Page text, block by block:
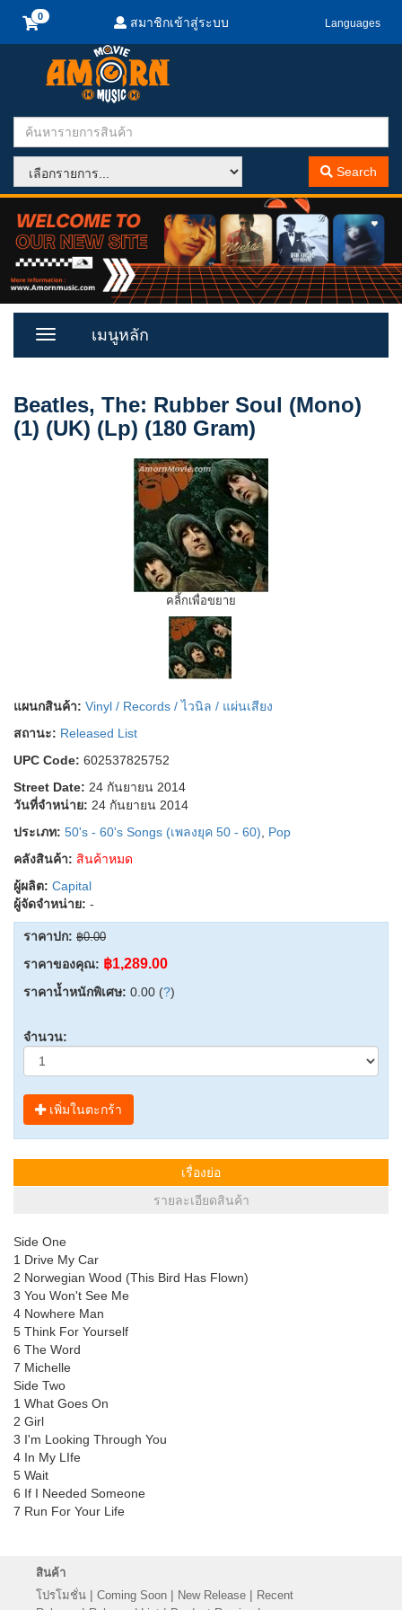
สมาชิกเข้าสู่ระบบ Languages
Search
Toggle
เมนูหลัก
Beatles, The: Rubber Soul (Mono)
(1) (UK) (Lp) (180 Gram)
คลิ้กเพื่อขยาย
แผนกสินค้า: Vinyl / Records / ไวนิล / แผ่นเสียง
สถานะ: Released List
UPC Code: 602537825752
Street Date: 24 กันยายน 2014
วันที่จำหน่าย: 24 กันยายน 2014
ประเภท: 50's - 60's Songs (เพลงยุค 50 - 60)
Pop
คลังสินค้า: สินค้าหมด
ผู้ผลิต: Capital
ผู้จัดจำหน่าย: -
ราคาปก: ฿0.00
ราคาของคุณ: ฿1,289.00
ราคาน้ำหนักพิเศษ: 0.00 (?)
จำนวน:
เพิ่มในตะกร้า
เรื่องย่อ
รายละเอียดสินค้า
Side One
1 Drive My Car
2 Norwegian Wood (This Bird Has Flown)
3 You Won't See Me
4 Nowhere Man
5 Think For Yourself
6 The Word
7 Michelle
Side Two
1 What Goes On
2 Girl
3 I'm Looking Through You
4 In My LIfe
5 Wait
6 If I Needed Someone
7 Run For Your Life
สินค้า
โปรโมชั่น | Coming Soon | New Release | Recent